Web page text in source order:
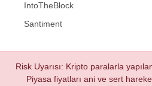
IntoTheBlock
Santiment
Risk Uyarısı: Kripto paralarla
Piyasa fiyatları ani ve sert